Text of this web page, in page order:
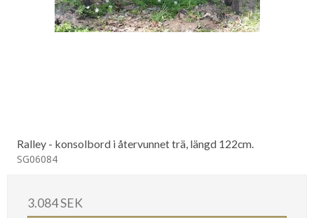
Ralley - konsolbord i återvunnet trä, längd 122cm.
SG06084
3.084 SEK